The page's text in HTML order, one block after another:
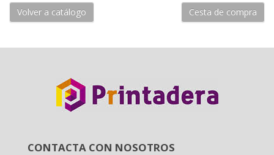
Volver a catálogo Cesta de compra
CONTACTA CON NOSOTROS